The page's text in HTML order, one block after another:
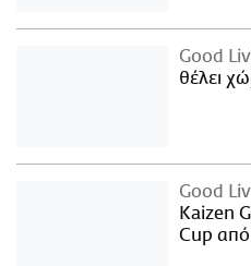
Good
θέλει
Good
Kaizen
Cup